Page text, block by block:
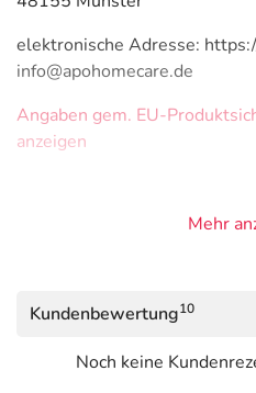
elektronische Adresse:
info@apohomecare.de
Angaben gem. EU-
anzeigen
Mehr
Kundenbewertung10
Noch keine